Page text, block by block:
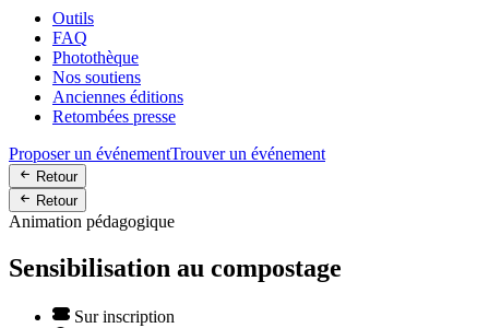
Outils
FAQ
Photothèque
Nos soutiens
Anciennes éditions
Retombées presse
Proposer un événementTrouver un événement
Retour
Retour
Animation pédagogique
Sensibilisation au compostage
Sur inscription